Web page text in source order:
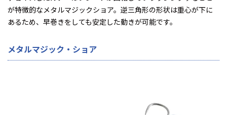
が特徴的なメタルマジックショア。逆三角形の形状は重心が下に
あるため、早巻きをしても安定した動きが可能です。
メタルマジック・ショア